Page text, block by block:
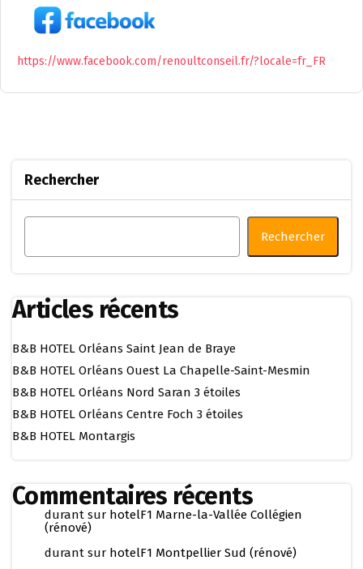
https://www.facebook.com/renoultconseil.fr/?locale=fr_FR
Rechercher
Rechercher
Articles récents
B&B HOTEL Orléans Saint Jean de Braye
B&B HOTEL Orléans Ouest La Chapelle-Saint-Mesmin
B&B HOTEL Orléans Nord Saran 3 étoiles
B&B HOTEL Orléans Centre Foch 3 étoiles
B&B HOTEL Montargis
Commentaires récents
durant sur hotelF1 Marne-la-Vallée Collégien
(rénové)
durant sur hotelF1 Montpellier Sud (rénové)